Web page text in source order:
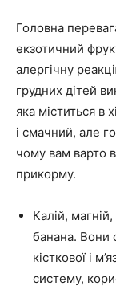
Головна
екзотичний
алергічну
грудних дітей
яка міститься в
і смачний, але
чому вам варто
прикорму.
Калій,
банана. Вони
кісткової і
систему,